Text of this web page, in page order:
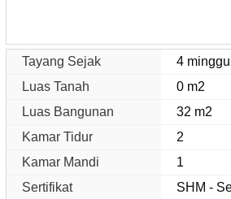
Tayang Sejak
4
Luas Tanah
0 m2
Luas Bangunan
32 m2
Kamar Tidur
2
Kamar Mandi
1
Sertifikat
SHM -